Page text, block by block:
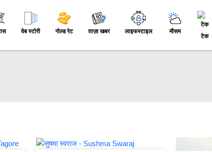
वेब स्टोरी गोल्ड रेट ताज़ा खबर लाइफस्टाइल मौसम
टेक